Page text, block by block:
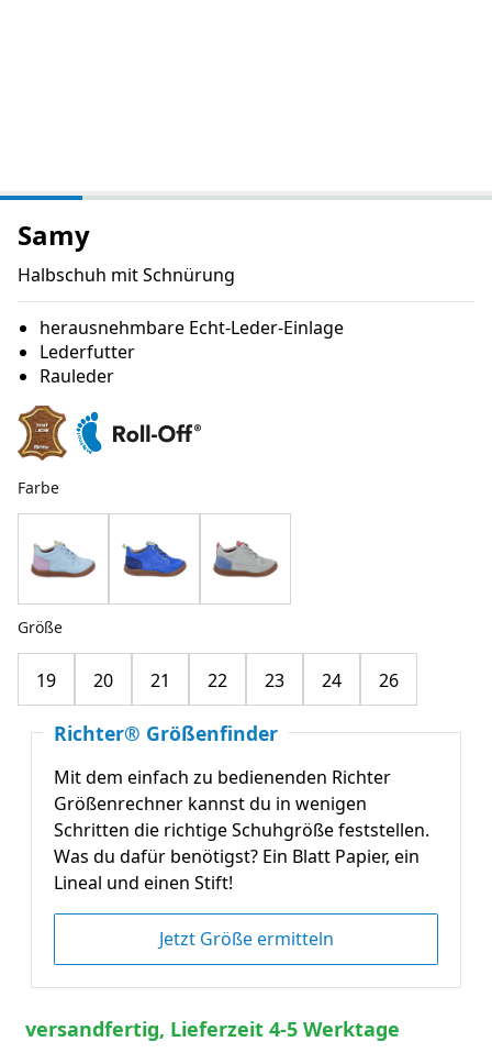
Samy
Halbschuh mit Schnürung
herausnehmbare Echt-Leder-Einlage
Lederfutter
Rauleder
Farbe
Größe
19 20 21 22 23 24 26
Richter® Größenfinder
Mit dem einfach zu bedienenden Richter
Größenrechner kannst du in wenigen
Schritten die richtige Schuhgröße feststellen.
Was du dafür benötigst? Ein Blatt Papier, ein
Lineal und einen Stift!
Jetzt Größe ermitteln
versandfertig, Lieferzeit 4-5 Werktage